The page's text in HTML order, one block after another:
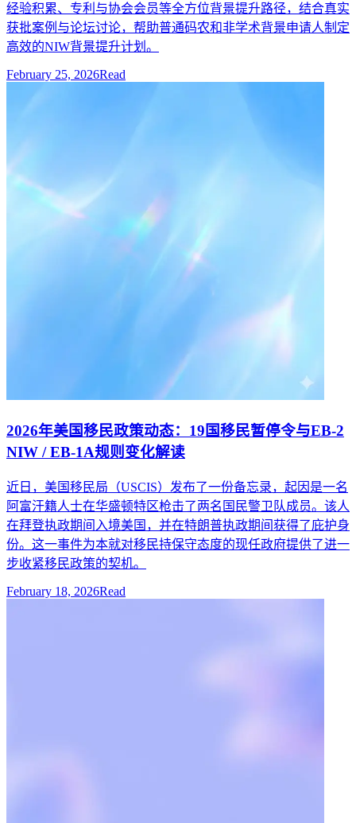
经验积累、专利与协会会员等全方位背景提升路径，结合真实
获批案例与论坛讨论，帮助普通码农和非学术背景申请人制定
高效的NIW背景提升计划。
February 25, 2026Read
2026年美国移民政策动态：19国移民暂停令与EB-2
NIW / EB-1A规则变化解读
近日，美国移民局（USCIS）发布了一份备忘录，起因是一名
阿富汗籍人士在华盛顿特区枪击了两名国民警卫队成员。该人
在拜登执政期间入境美国，并在特朗普执政期间获得了庇护身
份。这一事件为本就对移民持保守态度的现任政府提供了进一
步收紧移民政策的契机。
February 18, 2026Read